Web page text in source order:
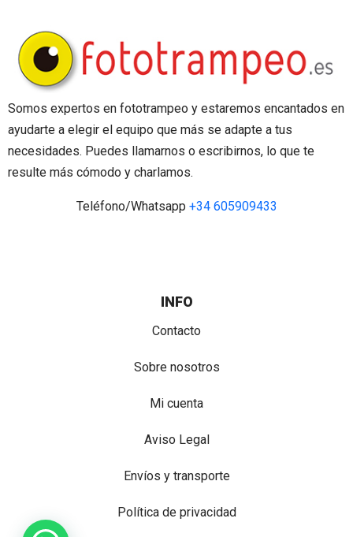
Somos expertos en fototrampeo y estaremos encantados en
ayudarte a elegir el equipo que más se adapte a tus
necesidades. Puedes llamarnos o escribirnos, lo que te
resulte más cómodo y charlamos.
Teléfono/Whatsapp +34 605909433
INFO
Contacto
Sobre nosotros
Mi cuenta
Aviso Legal
Envíos y transporte
Política de privacidad